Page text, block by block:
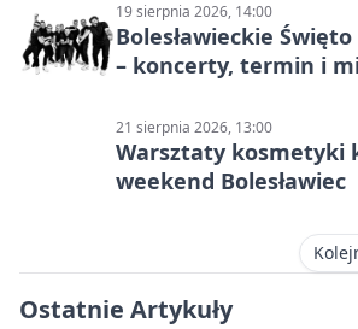
19 sierpnia 2026, 14:00
Bolesławieckie
– koncerty, termin i
21 sierpnia 2026, 13:00
Warsztaty kosmetyki
weekend Bolesławiec
Ostatnie Artykuły